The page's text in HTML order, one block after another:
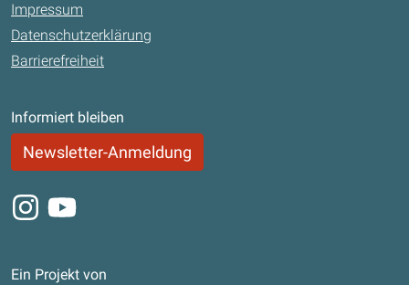
Impressum
Datenschutzerklärung
Barrierefreiheit
Informiert bleiben
Newsletter-Anmeldung
Instagram
Youtube
Ein Projekt von